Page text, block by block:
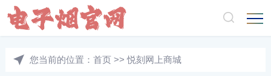
您当前的位置： 首页 >> 悦刻网上商城